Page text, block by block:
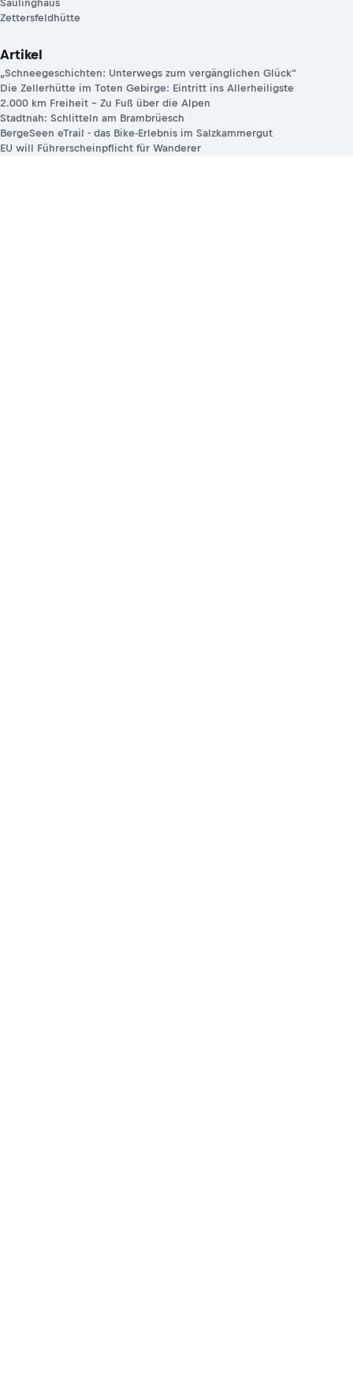
Säulinghaus
Zettersfeldhütte
Artikel
„Schneegeschichten: Unterwegs zum vergänglichen Glück“
Die Zellerhütte im Toten Gebirge: Eintritt ins Allerheiligste
2.000 km Freiheit – Zu Fuß über die Alpen
Stadtnah: Schlitteln am Brambrüesch
BergeSeen eTrail - das Bike-Erlebnis im Salzkammergut
EU will Führerscheinpflicht für Wanderer